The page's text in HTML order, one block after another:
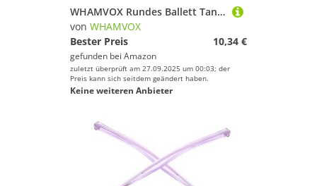
WHAMVOX Rundes Ballett Tanz drehbrett Balance trainingsscheibe für Pirouetten Tragbares Tanzzubehör für Erwachsene und Fördert Haltung und Muskelstärkung für Ballett und Eiskunstlauf
von WHAMVOX
Bester Preis
10,34 €
gefunden bei Amazon
zuletzt überprüft am 27.09.2025 um 00:03; der
Preis kann sich seitdem geändert haben.
Keine weiteren Anbieter